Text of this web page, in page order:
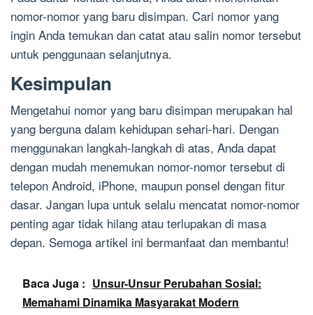
nomor-nomor yang baru disimpan. Cari nomor yang
ingin Anda temukan dan catat atau salin nomor tersebut
untuk penggunaan selanjutnya.
Kesimpulan
Mengetahui nomor yang baru disimpan merupakan hal
yang berguna dalam kehidupan sehari-hari. Dengan
menggunakan langkah-langkah di atas, Anda dapat
dengan mudah menemukan nomor-nomor tersebut di
telepon Android, iPhone, maupun ponsel dengan fitur
dasar. Jangan lupa untuk selalu mencatat nomor-nomor
penting agar tidak hilang atau terlupakan di masa
depan. Semoga artikel ini bermanfaat dan membantu!
Baca Juga : Unsur-Unsur Perubahan Sosial:
Memahami Dinamika Masyarakat Modern